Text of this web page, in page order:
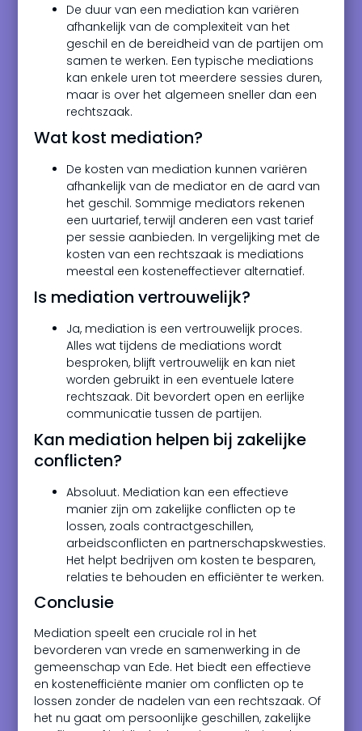
De duur van een mediation kan variëren
afhankelijk van de complexiteit van het
geschil en de bereidheid van de partijen om
samen te werken. Een typische mediations
kan enkele uren tot meerdere sessies duren,
maar is over het algemeen sneller dan een
rechtszaak.
Wat kost mediation?
De kosten van mediation kunnen variëren
afhankelijk van de mediator en de aard van
het geschil. Sommige mediators rekenen
een uurtarief, terwijl anderen een vast tarief
per sessie aanbieden. In vergelijking met de
kosten van een rechtszaak is mediations
meestal een kosteneffectiever alternatief.
Is mediation vertrouwelijk?
Ja, mediation is een vertrouwelijk proces.
Alles wat tijdens de mediations wordt
besproken, blijft vertrouwelijk en kan niet
worden gebruikt in een eventuele latere
rechtszaak. Dit bevordert open en eerlijke
communicatie tussen de partijen.
Kan mediation helpen bij zakelijke
conflicten?
Absoluut. Mediation kan een effectieve
manier zijn om zakelijke conflicten op te
lossen, zoals contractgeschillen,
arbeidsconflicten en partnerschapskwesties.
Het helpt bedrijven om kosten te besparen,
relaties te behouden en efficiënter te werken.
Conclusie
Mediation speelt een cruciale rol in het
bevorderen van vrede en samenwerking in de
gemeenschap van Ede. Het biedt een effectieve
en kostenefficiënte manier om conflicten op te
lossen zonder de nadelen van een rechtszaak. Of
het nu gaat om persoonlijke geschillen, zakelijke